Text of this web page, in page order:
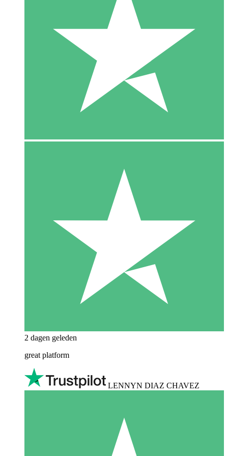
2 dagen geleden
great platform
LENNYN DIAZ CHAVEZ